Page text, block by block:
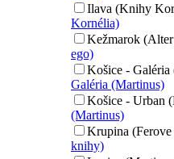
Ilava (Knihy
Kornélia)
Kežmarok
ego)
Košice -
Galéria (Martinus)
Košice - Urban
(Martinus)
Krupina
knihy)